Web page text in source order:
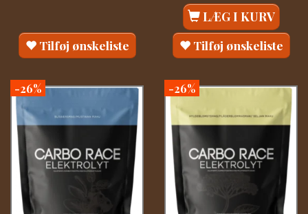
Tilføj ønskeliste
LÆG I KURV
Tilføj ønskeliste
-26% -26%